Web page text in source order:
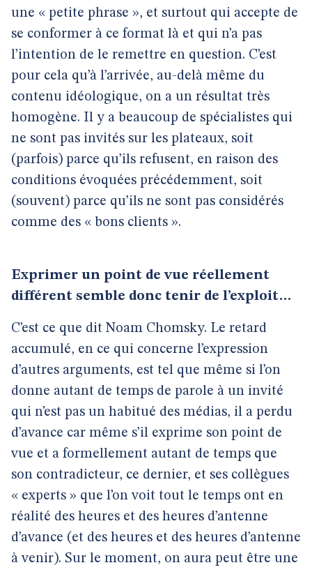
une « petite phrase », et surtout qui accepte de
se conformer à ce format là et qui n’a pas
l’intention de le remettre en question. C’est
pour cela qu’à l’arrivée, au-delà même du
contenu idéologique, on a un résultat très
homogène. Il y a beaucoup de spécialistes qui
ne sont pas invités sur les plateaux, soit
(parfois) parce qu’ils refusent, en raison des
conditions évoquées précédemment, soit
(souvent) parce qu’ils ne sont pas considérés
comme des « bons clients ».
Exprimer un point de vue réellement
différent semble donc tenir de l’exploit…
C’est ce que dit Noam Chomsky. Le retard
accumulé, en ce qui concerne l’expression
d’autres arguments, est tel que même si l’on
donne autant de temps de parole à un invité
qui n’est pas un habitué des médias, il a perdu
d’avance car même s’il exprime son point de
vue et a formellement autant de temps que
son contradicteur, ce dernier, et ses collègues
« experts » que l’on voit tout le temps ont en
réalité des heures et des heures d’antenne
d’avance (et des heures et des heures d’antenne
à venir). Sur le moment, on aura peut être une